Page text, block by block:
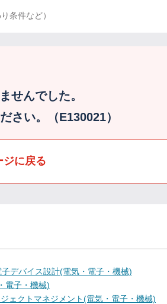
条件など）
せんでした。
さい。（E130021）
ジに戻る
子デバイス設計(電気・電子・機械)
電子・機械)
ェクトマネジメント(電気・電子・機械)